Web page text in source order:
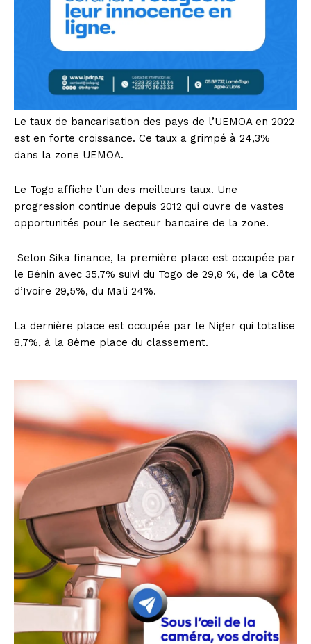
Le taux de bancarisation des pays de l’UEMOA en 2022
est en forte croissance. Ce taux a grimpé à 24,3%
dans la zone UEMOA.
Le Togo affiche l’un des meilleurs taux. Une
progression continue depuis 2012 qui ouvre de vastes
opportunités pour le secteur bancaire de la zone.
Selon Sika finance, la première place est occupée par
le Bénin avec 35,7% suivi du Togo de 29,8 %, de la Côte
d’Ivoire 29,5%, du Mali 24%.
La dernière place est occupée par le Niger qui totalise
8,7%, à la 8ème place du classement.